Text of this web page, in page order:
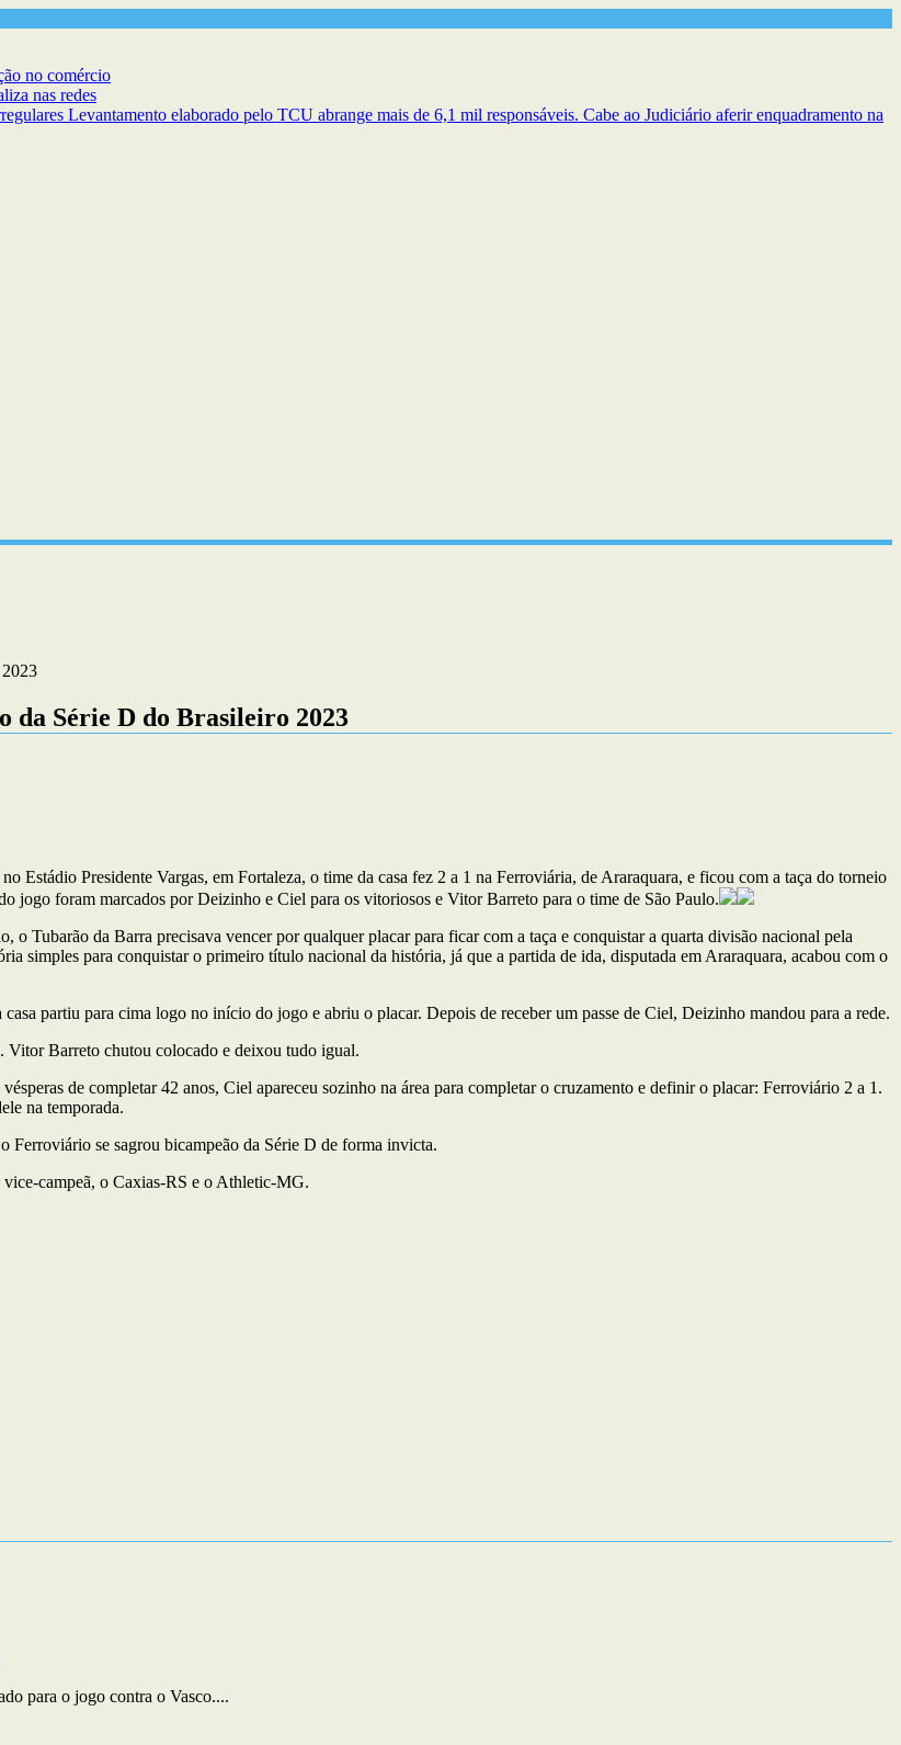
no comércio
nas redes
Levantamento elaborado pelo TCU abrange mais de 6,1 mil responsáveis. Cabe ao Judiciário aferir enquadramento na
da Série D do Brasileiro 2023
Estádio Presidente Vargas, em Fortaleza, o time da casa fez 2 a 1 na Ferroviária, de Araraquara, e ficou com a taça do torneio
jogo foram marcados por Deizinho e Ciel para os vitoriosos e Vitor Barreto para o time de São Paulo.
o Tubarão da Barra precisava vencer por qualquer placar para ficar com a taça e conquistar a quarta divisão nacional pela
simples para conquistar o primeiro título nacional da história, já que a partida de ida, disputada em Araraquara, acabou com o
partiu para cima logo no início do jogo e abriu o placar. Depois de receber um passe de Ciel, Deizinho mandou para a rede.
Vitor Barreto chutou colocado e deixou tudo igual.
de completar 42 anos, Ciel apareceu sozinho na área para completar o cruzamento e definir o placar: Ferroviário 2 a 1.
na temporada.
Ferroviário se sagrou bicampeão da Série D de forma invicta.
campeã, o Caxias-RS e o Athletic-MG.
para o jogo contra o Vasco....